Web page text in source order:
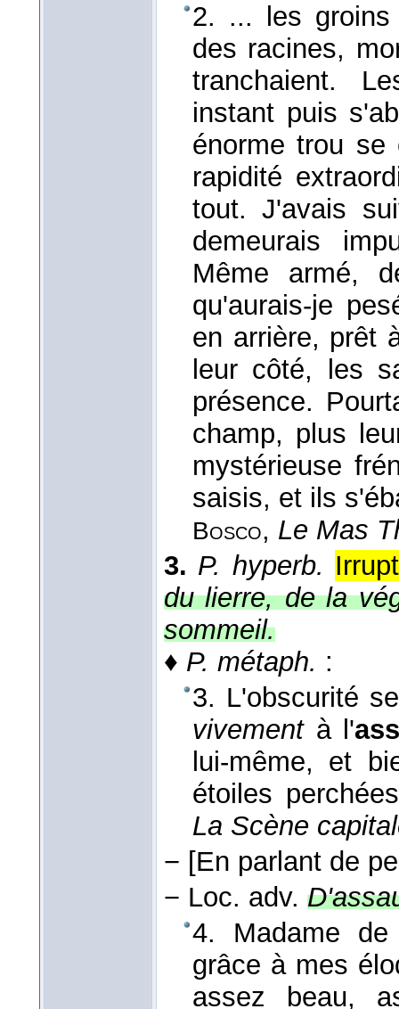
2. ... les groins
des racines,
tranchaient.
instant puis
énorme trou se
rapidité
tout. J'avais
demeurais
Même armé,
qu'aurais-je
en arrière, prêt
leur côté, les
présence.
champ, plus
mystérieuse
saisis, et ils
Bosco, Le Mas
3. P. hyperb.
du lierre, de la
sommeil.
♦ P. métaph. :
3. L'obscurité
vivementà l'
lui-même, et
étoiles
La Scène
− [En parlant de
− Loc. adv.
4. Madame
grâce à mes
assez beau,